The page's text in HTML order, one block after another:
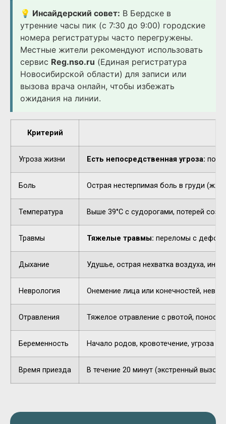
💡 Инсайдерский совет: В Бердске в
утренние часы пик (с 7:30 до 9:00) городские
номера регистратуры часто перегружены.
Местные жители рекомендуют использовать
сервис Reg.nso.ru (Единая регистратура
Новосибирской области) для записи или
вызова врача онлайн, чтобы избежать
ожидания на линии.
Критерий
Угроза жизни Есть непосредственная угроза:
Боль Острая нестерпимая боль в груди
Температура Выше 39°C с судорогами, потерей
Травмы Тяжелые травмы: переломы с
Дыхание Удушье, острая нехватка воздуха,
Неврология Онемение лица или конечностей,
Отравления Тяжелое отравление с рвотой,
Беременность Начало родов, кровотечение, угроза
Время приезда В течение 20 минут (экстренный вызов).